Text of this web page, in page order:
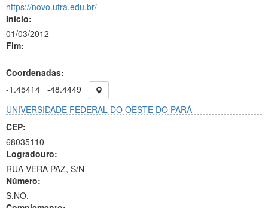
https://novo.ufra.edu.br/
Início:
01/03/2012
Fim:
-
Coordenadas:
-1.45414 -48.4449
UNIVERSIDADE FEDERAL DO OESTE DO PARÁ
CEP:
68035110
Logradouro:
RUA VERA PAZ, S/N
Número:
S.NO.